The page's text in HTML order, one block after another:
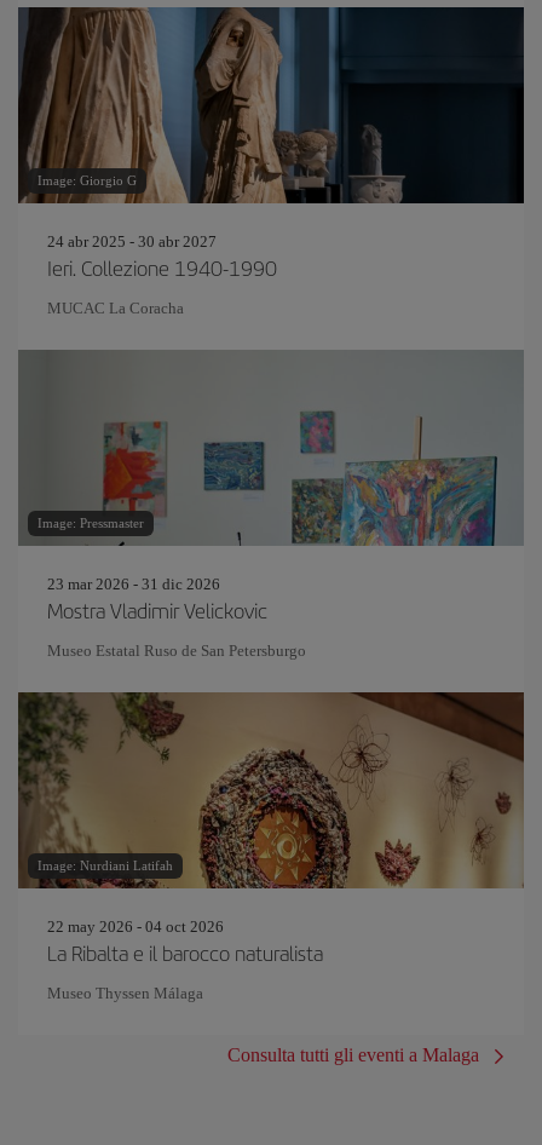
Image: Giorgio G
24 abr 2025 - 30 abr 2027
Ieri. Collezione 1940-1990
MUCAC La Coracha
Image: Pressmaster
23 mar 2026 - 31 dic 2026
Mostra Vladimir Velickovic
Museo Estatal Ruso de San Petersburgo
Image: Nurdiani Latifah
22 may 2026 - 04 oct 2026
La Ribalta e il barocco naturalista
Museo Thyssen Málaga
Consulta tutti gli eventi a Malaga